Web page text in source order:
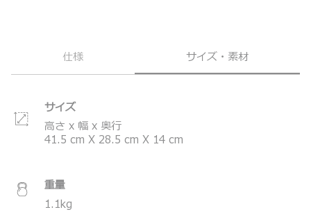
Alpha Bravoは、耐久性、モジュール性、サステナビリ
ティにフォーカスし、現代のグローバルシチズンに見合
どんな場所でも場面でも使える高い実用性を備え、更に
本体リサイクル素材を使用したトゥミのシグネチャーで
あるバリスティックナイロン、本体のアクセントには耐
擦傷性のコーティング素材を採用した、より高い耐久性
を誇る洗練されたスタイルが揃います。
仕様 サイズ・素材
サイズ
高さ x 幅 x 奥行
41.5 cm X 28.5 cm X 14 cm
重量
1.1kg